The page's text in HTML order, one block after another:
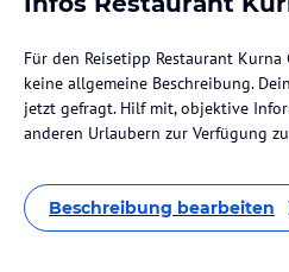
Für den Reisetipp Restaurant
keine allgemeine Beschreibung.
jetzt gefragt. Hilf mit, objektive
anderen Urlaubern zur Verfügung
Beschreibung bearbeiten